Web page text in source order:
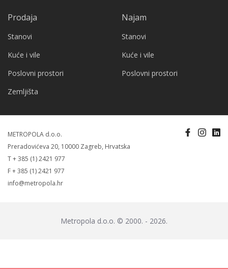
Prodaja
Stanovi
Kuće i vile
Poslovni prostori
Zemljišta
Najam
Stanovi
Kuće i vile
Poslovni prostori
METROPOLA d.o.o.
Preradovićeva 20, 10000 Zagreb, Hrvatska
T + 385 (1) 2421 977
F + 385 (1) 2421 977
info@metropola.hr
Metropola d.o.o. © 2000. - 2026.